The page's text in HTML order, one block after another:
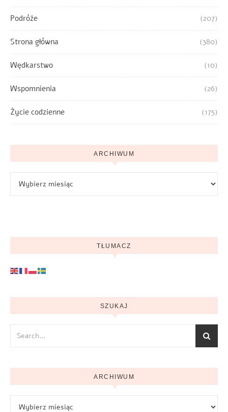
Podróże (207)
Strona główna (380)
Wędkarstwo (10)
Wspomnienia (26)
Życie codzienne (175)
ARCHIWUM
TŁUMACZ
SZUKAJ
ARCHIWUM